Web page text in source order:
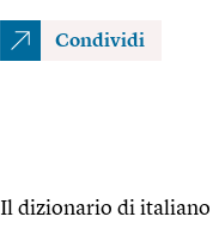
Condividi
Il dizionario di italiano